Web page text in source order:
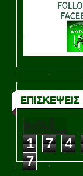
ΕΠΙΣΚΕΨΕΙΣ
1 7 4
7